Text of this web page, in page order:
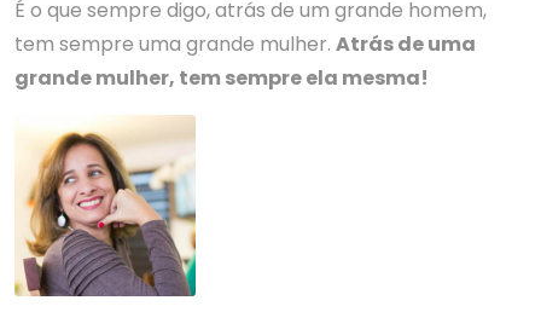
É o que sempre digo, atrás de um grande homem,
tem sempre uma grande mulher. Atrás de uma
grande mulher, tem sempre ela mesma!